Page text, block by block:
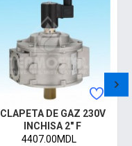
CLAPETA DE GAZ 230V
INCHISA 2" F
4407.00MDL